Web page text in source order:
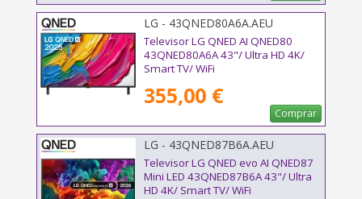
LG - 43QNED80A6A.AEU
Televisor LG QNED AI QNED80
43QNED80A6A 43"/ Ultra HD 4K/
Smart TV/ WiFi
355,00 €
Comprar
LG - 43QNED87B6A.AEU
Televisor LG QNED evo AI QNED87
Mini LED 43QNED87B6A 43"/ Ultra
HD 4K/ Smart TV/ WiFi